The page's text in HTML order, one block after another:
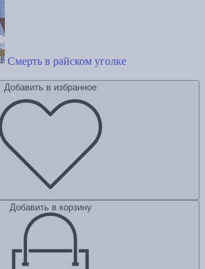
Смерть в райском уголке
Добавить в избранное
Добавить в корзину